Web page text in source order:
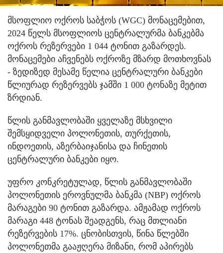
მსოფლიო ოქროს საბჭოს (WGC) მონაცემებით,
2024 წელს მსოფლიოს ცენტრალურმა ბანკებმა
ოქროს რეზერვები 1 044 ტონით გაზარდეს.
მონაცემები აჩვენებს ოქროზე მზარდ მოთხოვნას
- ზედიზედ მესამე წელია ცენტრალური ბანკები
წლიურად რეზერვებს ჯამში 1 000 ტონაზე მეტით
ზრდიან.
წლის განმავლობაში ყველაზე მსხვილი
შემსყიდველი პოლონეთის, თურქეთის,
ინდოეთის, აზერბაიჯანისა და ჩინეთის
ცენტრალური ბანკები იყო.
უფრო კონკრეტულად, წლის განმავლობაში
პოლონეთის ეროვნულმა ბანკმა (NBP) ოქროს
მარაგები 90 ტონით გაზარდა. ამჟამად ოქროს
მარაგი 448 ტონას შეადგენს, რაც მთლიანი
რეზერვების 17%. ცნობისთვის, წინა წლებში
პოლონეთმა გააჟღერა მიზანი, რომ აპირებს